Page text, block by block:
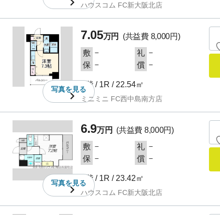
ハウスコム FC新大阪北店
写真を見る
7.05万円
(共益費 8,000円)
敷 － 礼 －
保 － 償 －
2階 / 1R / 22.54㎡
ミニミニ FC西中島南方店
写真を見る
6.9万円
(共益費 8,000円)
敷 － 礼 －
保 － 償 －
2階 / 1R / 23.42㎡
ハウスコム FC新大阪北店